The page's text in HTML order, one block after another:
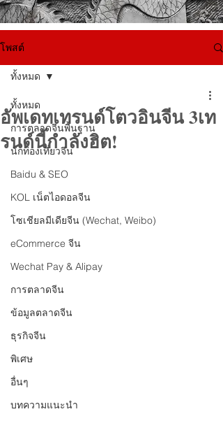
โพสต์
ทั้งหมด
การตลาดจีนพื้นฐาน
นักท่องเที่ยวจีน
Baidu & SEO
KOL เน็ตไอดอลจีน
โซเชียลมีเดียจีน (Wechat, Weibo)
eCommerce จีน
Wechat Pay & Alipay
การตลาดจีน
ข้อมูลตลาดจีน
ธุรกิจจีน
พิเศษ
อื่นๆ
บทความแนะนำ
ทั้งหมด
อัพเดทเทรนด์โตวอินจีน 3เท
รนด์นี้กำลังฮิต!